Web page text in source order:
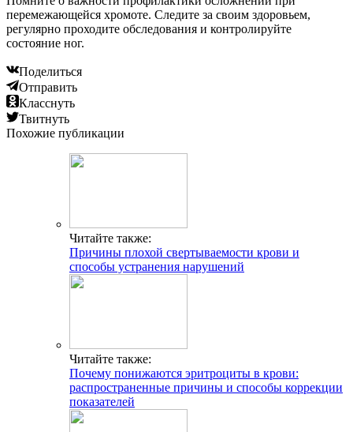
перемежающейся хромоте. Следите за своим здоровьем,
регулярно проходите обследования и контролируйте
состояние ног.
Поделиться
Отправить
Класснуть
Твитнуть
Похожие публикации
Читайте также:
Причины плохой свертываемости крови и
способы устранения нарушений
Читайте также:
Почему понижаются эритроциты в крови:
распространенные причины и способы коррекции
показателей